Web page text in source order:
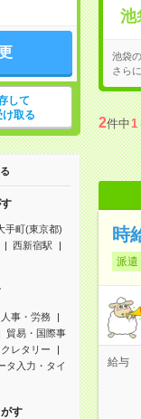
して
け取る
手町(東京都)
西新宿駅
事・労務
貿易・国際事
レタリー
タ入力・タイ
す
池
池袋
さらに
2件中1
時
派遣
給与